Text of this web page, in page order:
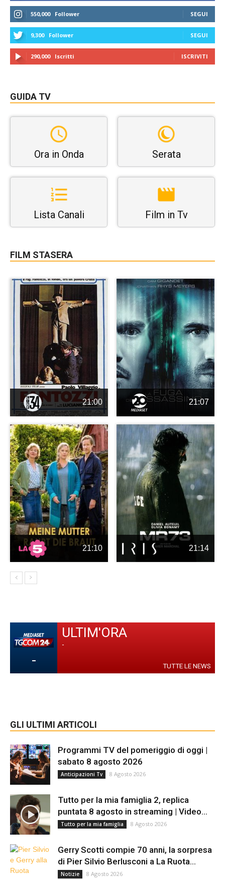
550,000 Follower SEGUI
9,300 Follower SEGUI
290,000 Iscritti ISCRIVITI
GUIDA TV
Ora in Onda Serata
Lista Canali Film in Tv
FILM STASERA
21:00 21:07
21:10 21:14
-
ULTIM'ORA
-
TUTTE LE NEWS
GLI ULTIMI ARTICOLI
Programmi TV del pomeriggio di oggi |
sabato 8 agosto 2026
Anticipazioni Tv 8 Agosto 2026
Tutto per la mia famiglia 2, replica
puntata 8 agosto in streaming | Video...
Tutto per la mia famiglia 8 Agosto 2026
Gerry Scotti compie 70 anni, la sorpresa
di Pier Silvio Berlusconi a La Ruota...
Notizie 8 Agosto 2026